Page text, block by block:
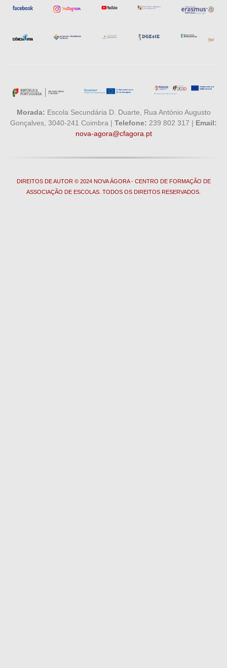
Morada: Escola Secundária D. Duarte, Rua António Augusto
Gonçalves, 3040-241 Coimbra | Telefone: 239 802 317 | Email:
nova-agora@cfagora.pt
DIREITOS DE AUTOR © 2024 NOVA ÁGORA - CENTRO DE FORMAÇÃO DE
ASSOCIAÇÃO DE ESCOLAS. TODOS OS DIREITOS RESERVADOS.